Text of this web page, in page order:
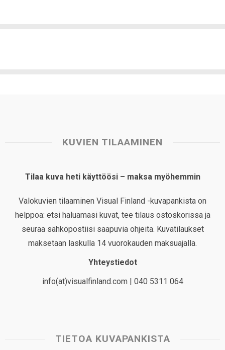
KUVIEN TILAAMINEN
Tilaa kuva heti käyttöösi – maksa myöhemmin
Valokuvien tilaaminen Visual Finland -kuvapankista on
helppoa: etsi haluamasi kuvat, tee tilaus ostoskorissa ja
seuraa sähköpostiisi saapuvia ohjeita. Kuvatilaukset
maksetaan laskulla 14 vuorokauden maksuajalla.
Yhteystiedot
info(at)visualfinland.com | 040 5311 064
TIETOA KUVAPANKISTA